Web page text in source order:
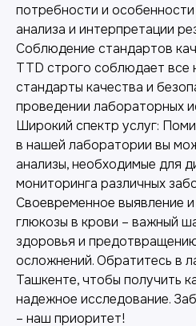
потребности и
анализа и интерпретации
Соблюдение стандартов
TTD строго соблюдает все
стандарты качества и
проведении лабораторных
Широкий спектр услуг:
в нашей лаборатории вы
анализы, необходимые для
мониторинга различных
Своевременное выявление
глюкозы в крови – важный
здоровья и
осложнений. Обратитесь в
Ташкенте, чтобы получить
надежное исследование.
– наш приоритет!
Лабораторная
Точные анализы для контроля
выявления заболеваний.